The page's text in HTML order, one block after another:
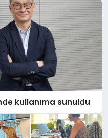
kullanıma sunuldu